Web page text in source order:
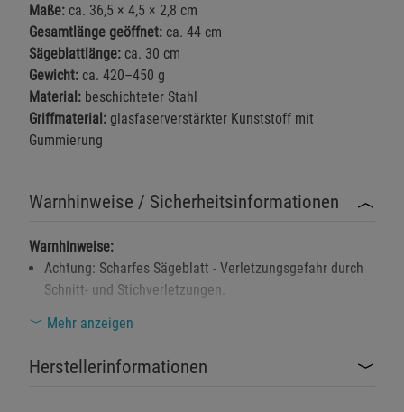
Maße: ca. 36,5 × 4,5 × 2,8 cm
Gesamtlänge geöffnet: ca. 44 cm
Sägeblattlänge: ca. 30 cm
Gewicht: ca. 420–450 g
Material: beschichteter Stahl
Griffmaterial: glasfaserverstärkter Kunststoff mit
Gummierung
Warnhinweise / Sicherheitsinformationen
Warnhinweise:
Achtung: Scharfes Sägeblatt - Verletzungsgefahr durch
Schnitt- und Stichverletzungen.
Verletzungsgefahr durch unbeabsichtigtes Einklappen
Beim Sägen können Holzsplitter, Späne oder
Mehr anzeigen
Herstellerinformationen
Einstellungen speichern für die GruppeEinstellungen speichern für die Gruppe
Zurück Einstellungen speichern für die Gruppe
Einwilligung nicht erteilen
Funktionale Cookies (1) Funktionale
Beschreibung Funktionale Cookies
Cookie-Informationen